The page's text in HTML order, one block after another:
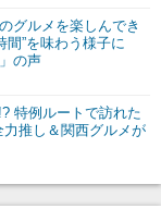
グルメを楽しんでき
間”を味わう様子に
の声
特例ルートで訪れた
力推し＆関西グルメが